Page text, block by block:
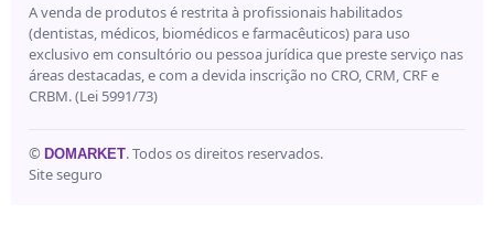
A venda de produtos é restrita à profissionais habilitados
(dentistas, médicos, biomédicos e farmacêuticos) para uso
exclusivo em consultório ou pessoa jurídica que preste serviço nas
áreas destacadas, e com a devida inscrição no CRO, CRM, CRF e
CRBM. (Lei 5991/73)
© DOMARKET. Todos os direitos reservados.
Site seguro